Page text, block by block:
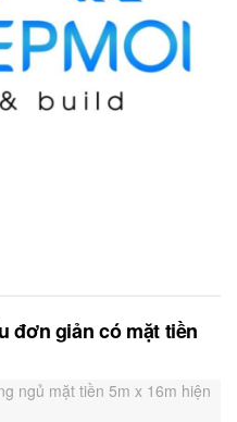
đơn giản có mặt tiền